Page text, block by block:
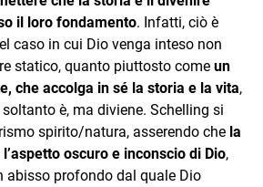
il loro fondamento. Infatti, ciò è
caso in cui Dio venga inteso non
statico, quanto piuttosto come un
che accolga in sé la storia e la vita,
è, ma diviene. Schelling si
spirito/natura, asserendo che la
oscuro e inconscio di Dio,
abisso profondo dal quale Dio